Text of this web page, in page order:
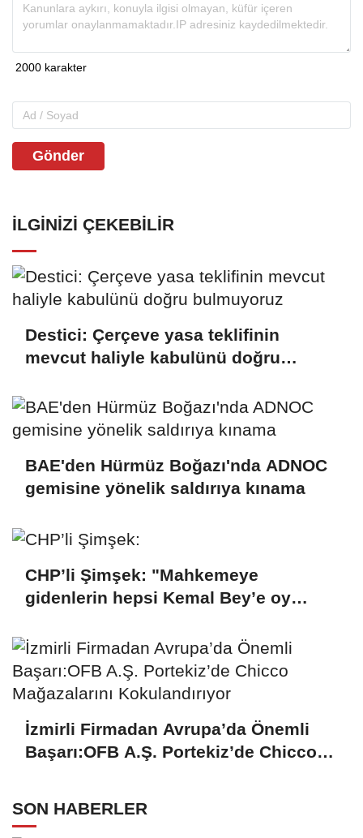
Gönder
İLGINIZI ÇEKEBILIR
Destici: Çerçeve yasa teklifinin
mevcut haliyle kabulünü doğru
BAE'den Hürmüz Boğazı'nda ADNOC
gemisine yönelik saldırıya kınama
CHP’li Şimşek: "Mahkemeye
gidenlerin hepsi Kemal Bey’e oy
İzmirli Firmadan Avrupa’da Önemli
Başarı:OFB A.Ş. Portekiz’de Chicco
SON HABERLER